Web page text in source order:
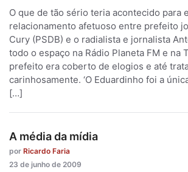
O que de tão sério teria acontecido para
relacionamento afetuoso entre prefeito
Cury (PSDB) e o radialista e jornalista
todo o espaço na Rádio Planeta FM e na
prefeito era coberto de elogios e até
carinhosamente. ‘O Eduardinho foi a
[…]
A média da mídia
por Ricardo Faria
23 de junho de 2009